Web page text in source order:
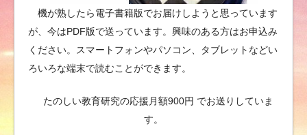
機が熟したら電子書籍版でお届けしようと思っています
が、今はPDF版で送っています。興味のある方はお申込み
ください。スマートフォンやパソコン、タブレットなどい
ろいろな端末で読むことができます。
たのしい教育研究の応援月額900円 でお送りしていま
す。